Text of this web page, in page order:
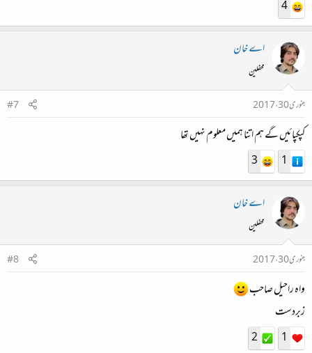
4
اے خان
محفلین
جنوری 30، 2017
#7
کپکپائیں گے ہم اتنا ہمیں معلوم نہیں تھا
1
3
اے خان
محفلین
جنوری 30، 2017
#8
واہ راحیل صاحب
زبردست
1
2